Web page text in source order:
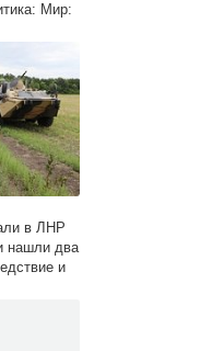
Мир:
в ЛНР
нашли два
и